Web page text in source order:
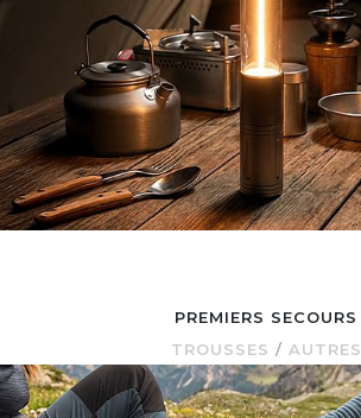
PREMIERS SECOURS
TROUSSES / AUTRES